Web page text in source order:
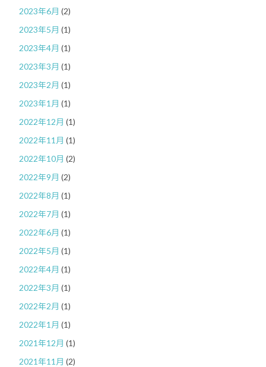
2023年6月 (2)
2023年5月 (1)
2023年4月 (1)
2023年3月 (1)
2023年2月 (1)
2023年1月 (1)
2022年12月 (1)
2022年11月 (1)
2022年10月 (2)
2022年9月 (2)
2022年8月 (1)
2022年7月 (1)
2022年6月 (1)
2022年5月 (1)
2022年4月 (1)
2022年3月 (1)
2022年2月 (1)
2022年1月 (1)
2021年12月 (1)
2021年11月 (2)